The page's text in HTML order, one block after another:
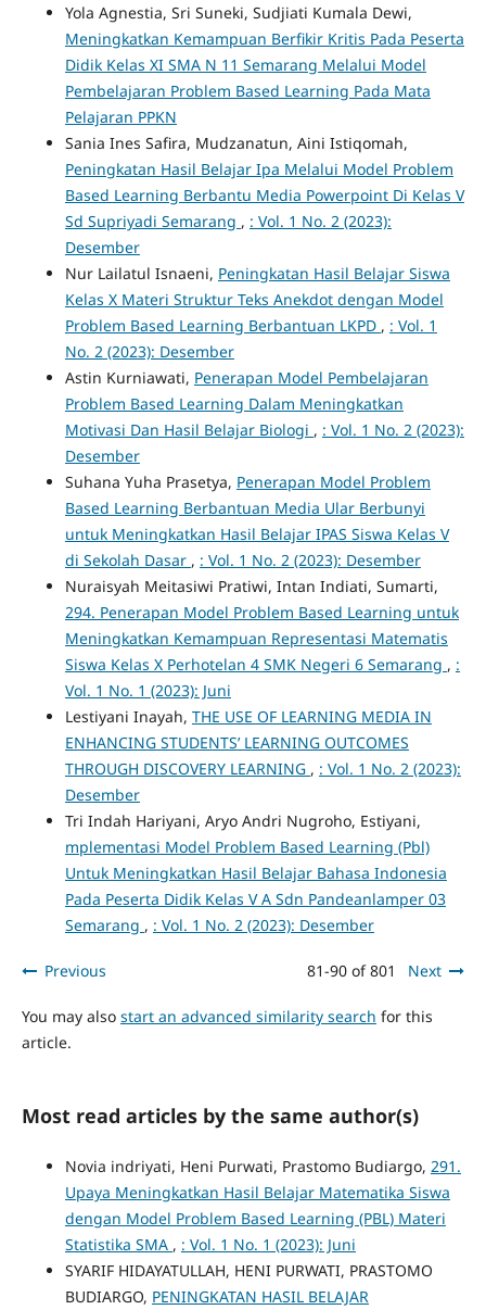
Yola Agnestia, Sri Suneki, Sudjiati Kumala Dewi,
Meningkatkan Kemampuan Berfikir Kritis Pada Peserta
Didik Kelas XI SMA N 11 Semarang Melalui Model
Pembelajaran Problem Based Learning Pada Mata
Pelajaran PPKN
Sania Ines Safira, Mudzanatun, Aini Istiqomah,
Peningkatan Hasil Belajar Ipa Melalui Model Problem
Based Learning Berbantu Media Powerpoint Di Kelas V
Sd Supriyadi Semarang , : Vol. 1 No. 2 (2023):
Desember
Nur Lailatul Isnaeni, Peningkatan Hasil Belajar Siswa
Kelas X Materi Struktur Teks Anekdot dengan Model
Problem Based Learning Berbantuan LKPD , : Vol. 1
No. 2 (2023): Desember
Astin Kurniawati, Penerapan Model Pembelajaran
Problem Based Learning Dalam Meningkatkan
Motivasi Dan Hasil Belajar Biologi , : Vol. 1 No. 2 (2023):
Desember
Suhana Yuha Prasetya, Penerapan Model Problem
Based Learning Berbantuan Media Ular Berbunyi
untuk Meningkatkan Hasil Belajar IPAS Siswa Kelas V
di Sekolah Dasar , : Vol. 1 No. 2 (2023): Desember
Nuraisyah Meitasiwi Pratiwi, Intan Indiati, Sumarti,
294. Penerapan Model Problem Based Learning untuk
Meningkatkan Kemampuan Representasi Matematis
Siswa Kelas X Perhotelan 4 SMK Negeri 6 Semarang , :
Vol. 1 No. 1 (2023): Juni
Lestiyani Inayah, THE USE OF LEARNING MEDIA IN
ENHANCING STUDENTS’ LEARNING OUTCOMES
THROUGH DISCOVERY LEARNING , : Vol. 1 No. 2 (2023):
Desember
Tri Indah Hariyani, Aryo Andri Nugroho, Estiyani,
mplementasi Model Problem Based Learning (Pbl)
Untuk Meningkatkan Hasil Belajar Bahasa Indonesia
Pada Peserta Didik Kelas V A Sdn Pandeanlamper 03
Semarang , : Vol. 1 No. 2 (2023): Desember
Previous 81-90 of 801 Next
You may also start an advanced similarity search for this
article.
Most read articles by the same author(s)
Novia indriyati, Heni Purwati, Prastomo Budiargo, 291.
Upaya Meningkatkan Hasil Belajar Matematika Siswa
dengan Model Problem Based Learning (PBL) Materi
Statistika SMA , : Vol. 1 No. 1 (2023): Juni
SYARIF HIDAYATULLAH, HENI PURWATI, PRASTOMO
BUDIARGO, PENINGKATAN HASIL BELAJAR